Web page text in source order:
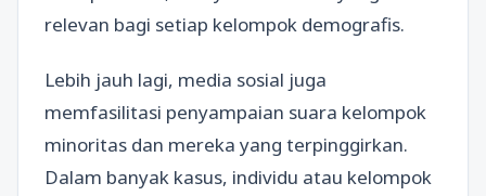
relevan bagi setiap kelompok demografis.
Lebih jauh lagi, media sosial juga
memfasilitasi penyampaian suara kelompok
minoritas dan mereka yang terpinggirkan.
Dalam banyak kasus, individu atau kelompok